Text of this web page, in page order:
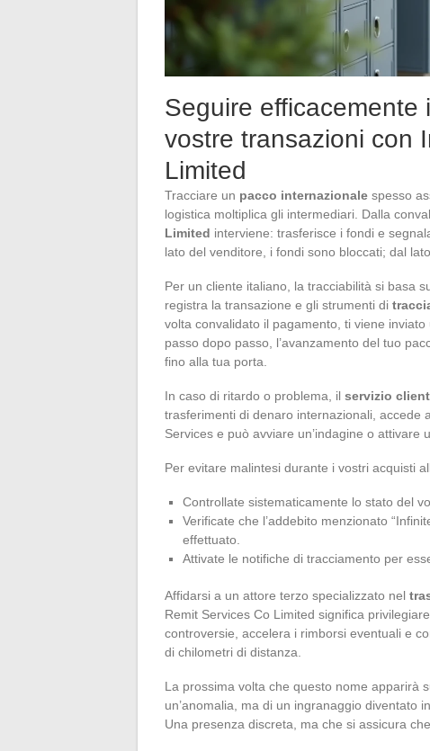
Seguire efficacemente
vostre transazioni con
Limited
Tracciare un pacco internazionale spesso
logistica moltiplica gli intermediari. Dalla
Limited interviene: trasferisce i fondi e
lato del venditore, i fondi sono bloccati; dal
Per un cliente italiano, la tracciabilità si basa
registra la transazione e gli strumenti di
volta convalidato il pagamento, ti viene
passo dopo passo, l’avanzamento del tuo
fino alla tua porta.
In caso di ritardo o problema, il servizio
trasferimenti di denaro internazionali, accede
Services e può avviare un’indagine o attivare
Per evitare malintesi durante i vostri acquisti
Controllate sistematicamente lo stato del
Verificate che l’addebito menzionato
effettuato.
Attivate le notifiche di tracciamento per
Affidarsi a un attore terzo specializzato nel
Remit Services Co Limited significa
controversie, accelera i rimborsi eventuali e
di chilometri di distanza.
La prossima volta che questo nome apparirà
un’anomalia, ma di un ingranaggio diventato
Una presenza discreta, ma che si assicura